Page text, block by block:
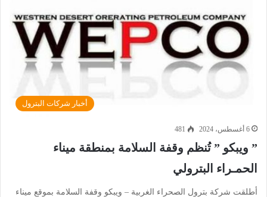
أخبار شركات البترول
6 أغسطس، 2024 481
” ويبكو ” تُنظم وقفة السلامة بمنطقة ميناء
الحمـراء البترولي
أطلقت شركة بترول الصحراء الغربية – ويبكو وقفة السلامة بموقع ميناء